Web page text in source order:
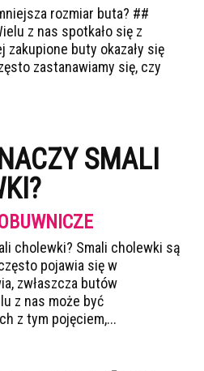
rozmiar buta? ##
z nas spotkało się z
zakupione buty okazały się
zastanawiamy się, czy
SMALI
cholewki? Smali cholewki są
pojawia się w
zwłaszcza butów
z nas może być
z tym pojęciem,...